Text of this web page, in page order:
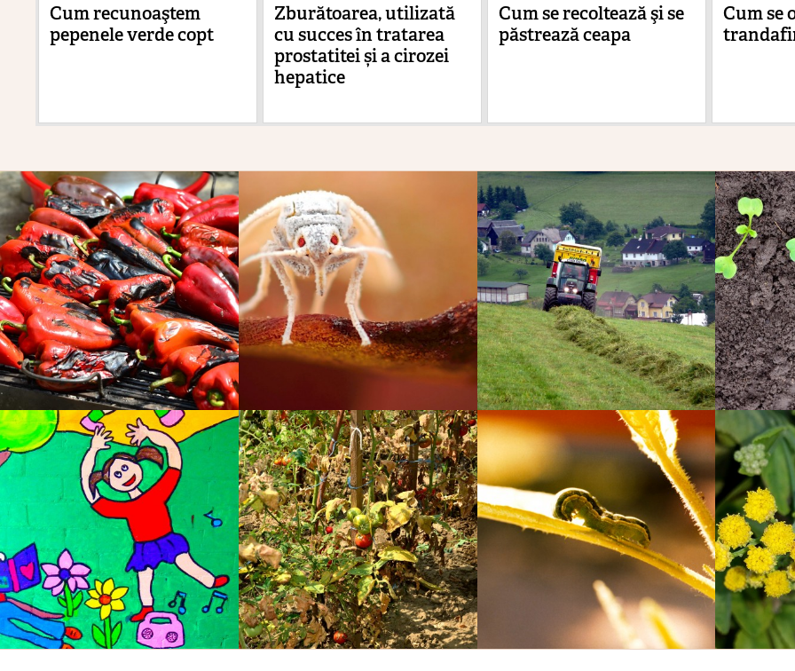
Cum recunoaştem
pepenele verde copt
Zburătoarea, utilizată
cu succes în tratarea
prostatitei și a cirozei
hepatice
Cum se recoltează şi se
păstrează ceapa
Cum se